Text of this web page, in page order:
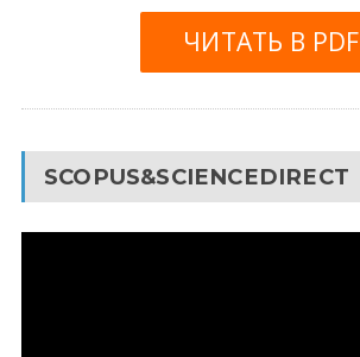
ЧИТАТЬ В PDF
SCOPUS&SCIENCEDIRECT